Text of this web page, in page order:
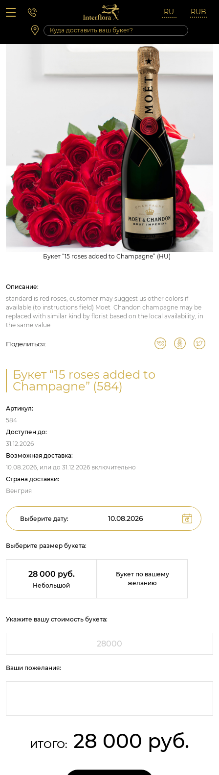
Вопросы-ответы
Сб 10:00 ‐ 14:00
Выходные и праздничные дни
Букет “15 roses added to Champagne” (HU)
Описание:
standard is red roses, customer may suggest us other colors if
available (to instructions field) Moet Chandon champagne may be
replaced with similar kind by florist based on the local availability, in
the same value
Поделиться:
Букет “15 roses added to
Champagne” (584)
Артикул:
584
Доступен до:
31.12.2026
Возможная доставка:
10.08.2026, или до 31.12.2026 включительно
Страна доставки:
Венгрия
Выберите дату:
Выберите размер букета:
28 000 руб.
Небольшой
Букет по вашему
желанию
Укажите вашу стоимость букета:
Ваши пожелания:
ИТОГО: 28 000 руб.